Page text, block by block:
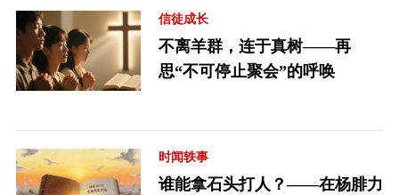
信徒成长
不离羊群，连于真树——再
思“不可停止聚会”的呼唤
时闻轶事
谁能拿石头打人？——在杨腓力